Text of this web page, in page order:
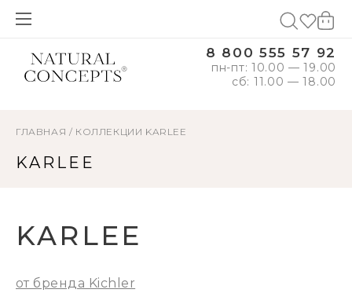
8 800 555 57 92
пн-пт: 10.00 — 19.00
сб: 11.00 — 18.00
ГЛАВНАЯ / КОЛЛЕКЦИИ KARLEE
KARLEE
KARLEE
от бренда Kichler